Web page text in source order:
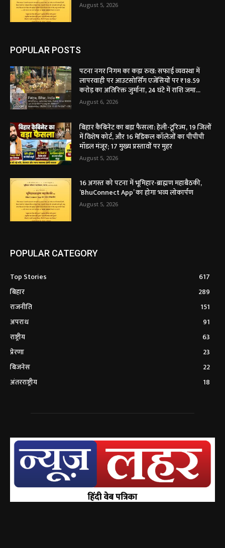
August 5, 2026
POPULAR POSTS
पटना नगर निगम का कड़ा रुख: सफाई व्यवस्था में
लापरवाही पर आउटसोर्सिंग एजेंसियों पर ₹18.59
करोड़ का अतिरिक्त जुर्माना, 24 घंटे में राशि जमा...
August 6, 2026
बिहार कैबिनेट का बड़ा फैसला: हेली-टूरिज्म, 19 जिलों
में विशेष कोर्ट, और 16 मेडिकल कॉलेजों का पीपीपी
मॉडल मंजूर; 17 मुख्य प्रस्तावों पर मुहर
August 5, 2026
16 अगस्त को पटना में भूमिहार-ब्राह्मण महाबैठकी,
‘BhuConnect App’ का होगा भव्य लोकार्पण
August 5, 2026
POPULAR CATEGORY
Top Stories
617
बिहार
289
राजनीति
151
अपराध
91
राष्ट्रीय
63
प्रेरणा
23
बिजनेस
22
अंतरराष्ट्रीय
18